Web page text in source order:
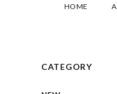
HOME
CATEGORY